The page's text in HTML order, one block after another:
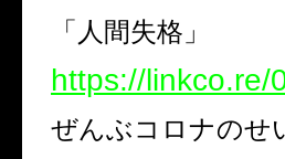
「人間失格」
https://linkco.re/
ぜんぶコロナのせ